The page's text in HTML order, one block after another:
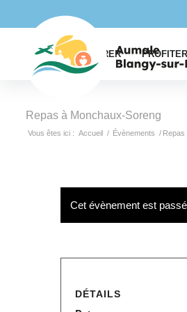
EXPLORER PROFITER
Repas à Monchaux-Soreng
Vous êtes ici : Accueil / Évènements / Repas
Cet évènement est passé
DÉTAILS